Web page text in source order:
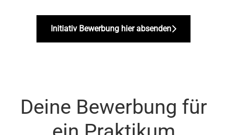
Initiativ Bewerbung hier absenden
Deine Bewerbung für